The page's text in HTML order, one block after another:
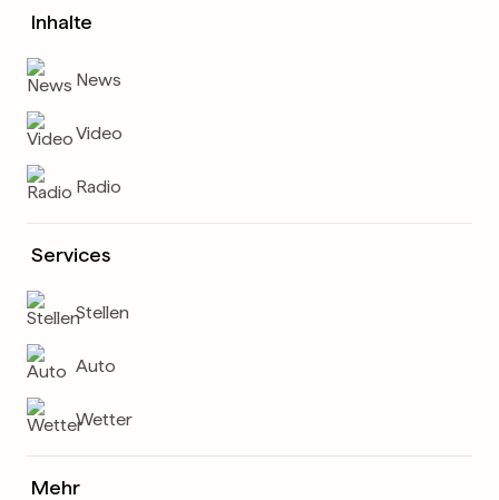
Inhalte
News
Video
Radio
Services
Stellen
Auto
Wetter
Mehr